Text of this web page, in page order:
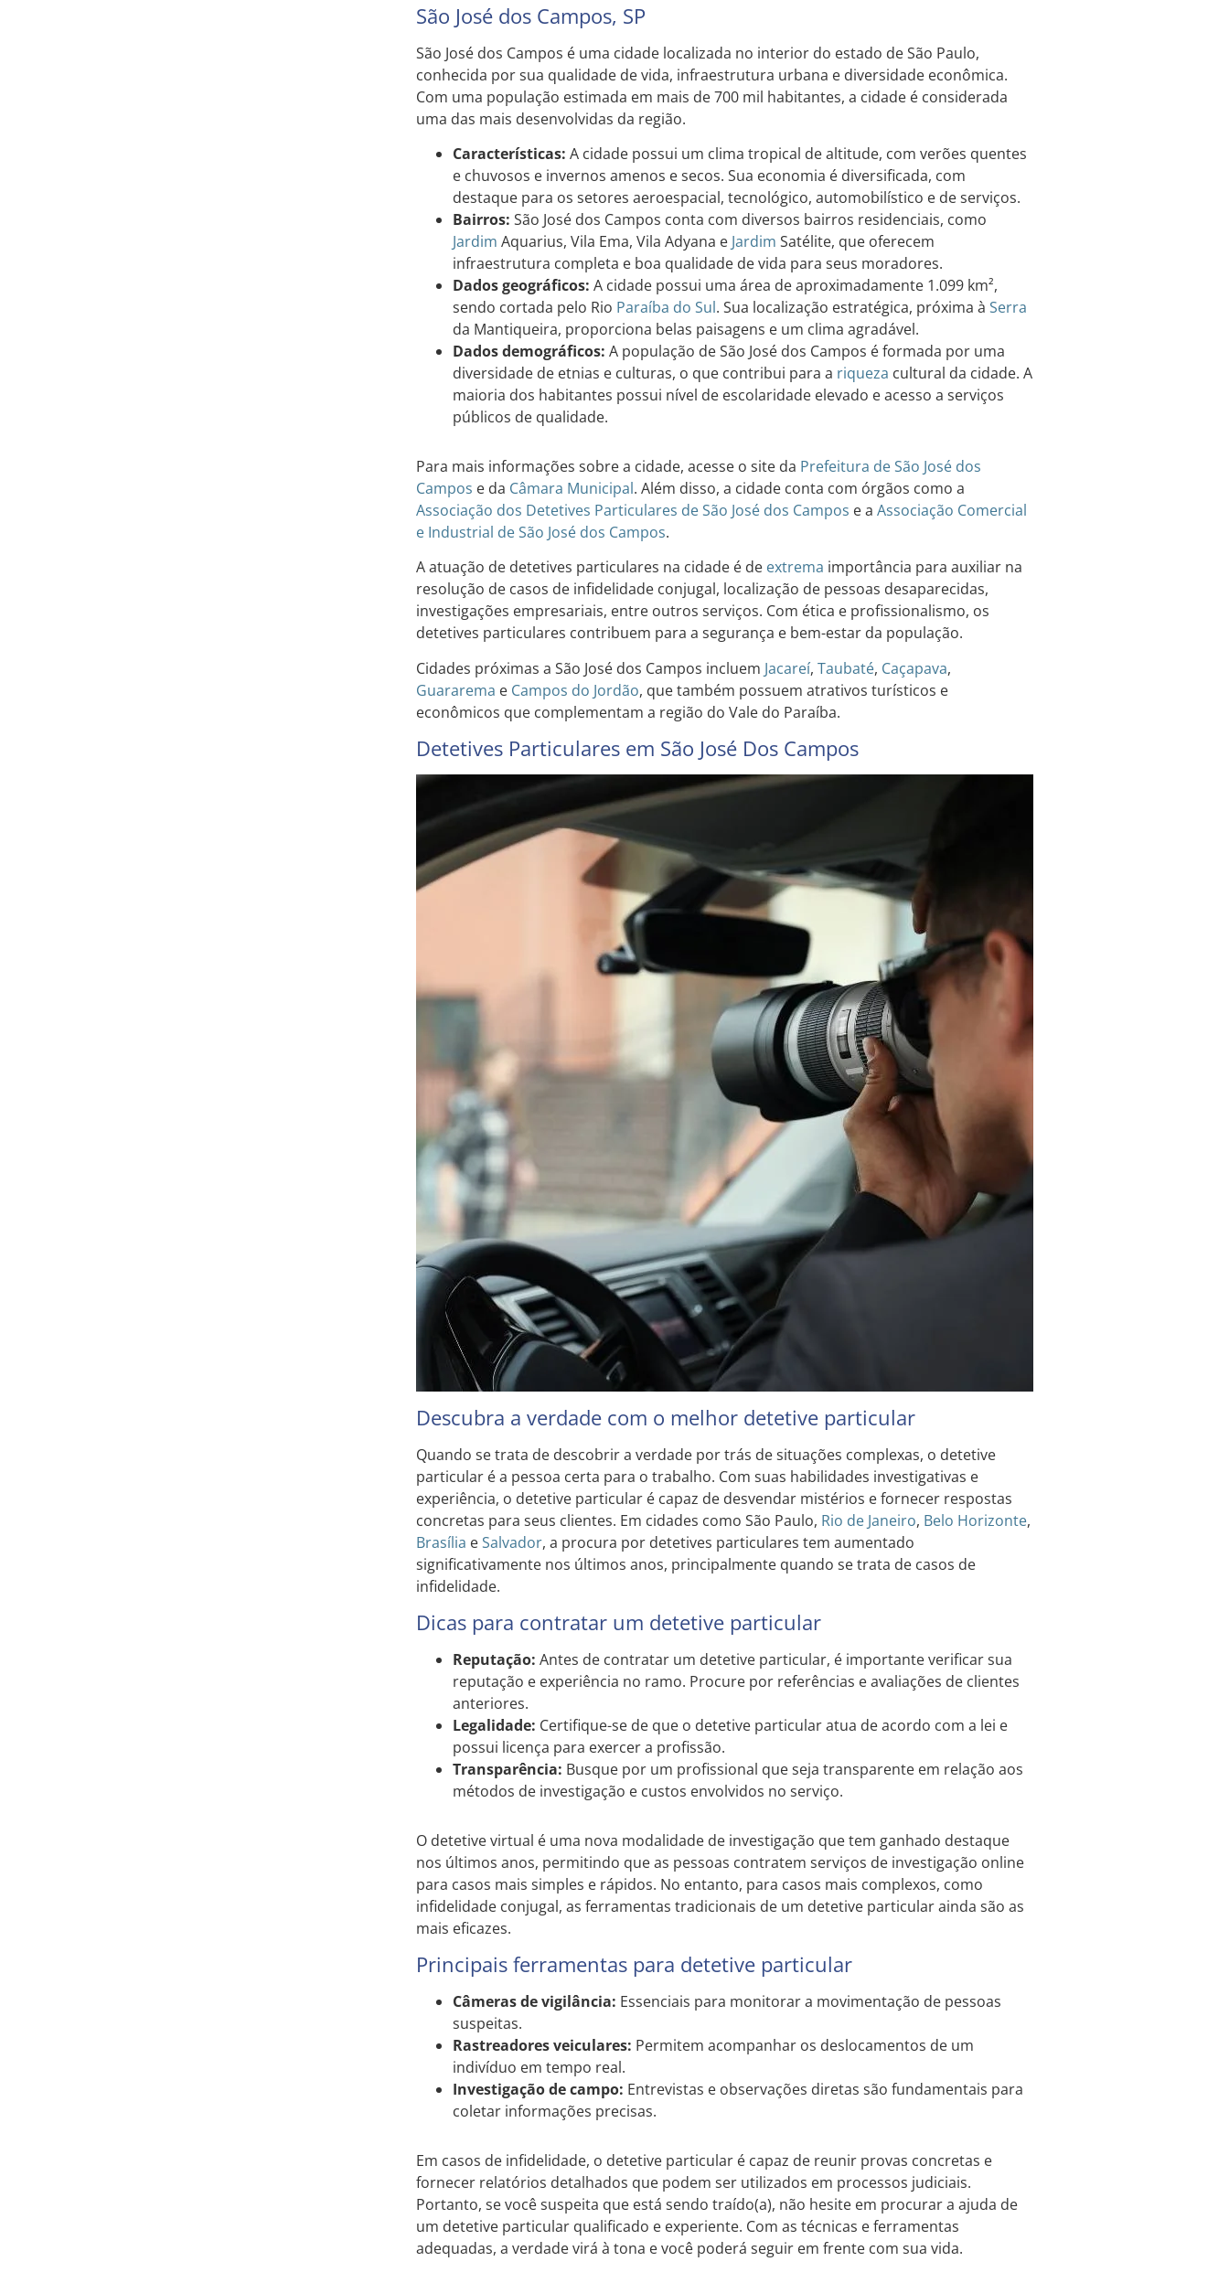
São José dos Campos, SP
São José dos Campos é uma cidade localizada no interior do estado de São Paulo,
conhecida por sua qualidade de vida, infraestrutura urbana e diversidade econômica.
Com uma população estimada em mais de 700 mil habitantes, a cidade é considerada
uma das mais desenvolvidas da região.
Características: A cidade possui um clima tropical de altitude, com verões quentes
e chuvosos e invernos amenos e secos. Sua economia é diversificada, com
destaque para os setores aeroespacial, tecnológico, automobilístico e de serviços.
Bairros: São José dos Campos conta com diversos bairros residenciais, como
Jardim Aquarius, Vila Ema, Vila Adyana e Jardim Satélite, que oferecem
infraestrutura completa e boa qualidade de vida para seus moradores.
Dados geográficos: A cidade possui uma área de aproximadamente 1.099 km²,
sendo cortada pelo Rio Paraíba do Sul. Sua localização estratégica, próxima à Serra
da Mantiqueira, proporciona belas paisagens e um clima agradável.
Dados demográficos: A população de São José dos Campos é formada por uma
diversidade de etnias e culturas, o que contribui para a riqueza cultural da cidade. A
maioria dos habitantes possui nível de escolaridade elevado e acesso a serviços
públicos de qualidade.
Para mais informações sobre a cidade, acesse o site da Prefeitura de São José dos
Campos e da Câmara Municipal. Além disso, a cidade conta com órgãos como a
Associação dos Detetives Particulares de São José dos Campos e a Associação Comercial
e Industrial de São José dos Campos.
A atuação de detetives particulares na cidade é de extrema importância para auxiliar na
resolução de casos de infidelidade conjugal, localização de pessoas desaparecidas,
investigações empresariais, entre outros serviços. Com ética e profissionalismo, os
detetives particulares contribuem para a segurança e bem-estar da população.
Cidades próximas a São José dos Campos incluem Jacareí, Taubaté, Caçapava,
Guararema e Campos do Jordão, que também possuem atrativos turísticos e
econômicos que complementam a região do Vale do Paraíba.
Detetives Particulares em São José Dos Campos
Descubra a verdade com o melhor detetive particular
Quando se trata de descobrir a verdade por trás de situações complexas, o detetive
particular é a pessoa certa para o trabalho. Com suas habilidades investigativas e
experiência, o detetive particular é capaz de desvendar mistérios e fornecer respostas
concretas para seus clientes. Em cidades como São Paulo, Rio de Janeiro, Belo Horizonte,
Brasília eSalvador, a procura por detetives particulares tem aumentado
significativamente nos últimos anos, principalmente quando se trata de casos de
infidelidade.
Dicas para contratar um detetive particular
Reputação: Antes de contratar um detetive particular, é importante verificar sua
reputação e experiência no ramo. Procure por referências e avaliações de clientes
anteriores.
Legalidade: Certifique-se de que o detetive particular atua de acordo com a lei e
possui licença para exercer a profissão.
Transparência: Busque por um profissional que seja transparente em relação aos
métodos de investigação e custos envolvidos no serviço.
O detetive virtual é uma nova modalidade de investigação que tem ganhado destaque
nos últimos anos, permitindo que as pessoas contratem serviços de investigação online
para casos mais simples e rápidos. No entanto, para casos mais complexos, como
infidelidade conjugal, as ferramentas tradicionais de um detetive particular ainda são as
mais eficazes.
Principais ferramentas para detetive particular
Câmeras de vigilância: Essenciais para monitorar a movimentação de pessoas
suspeitas.
Rastreadores veiculares: Permitem acompanhar os deslocamentos de um
indivíduo em tempo real.
Investigação de campo: Entrevistas e observações diretas são fundamentais para
coletar informações precisas.
Em casos de infidelidade, o detetive particular é capaz de reunir provas concretas e
fornecer relatórios detalhados que podem ser utilizados em processos judiciais.
Portanto, se você suspeita que está sendo traído(a), não hesite em procurar a ajuda de
um detetive particular qualificado e experiente. Com as técnicas e ferramentas
adequadas, a verdade virá à tona e você poderá seguir em frente com sua vida.